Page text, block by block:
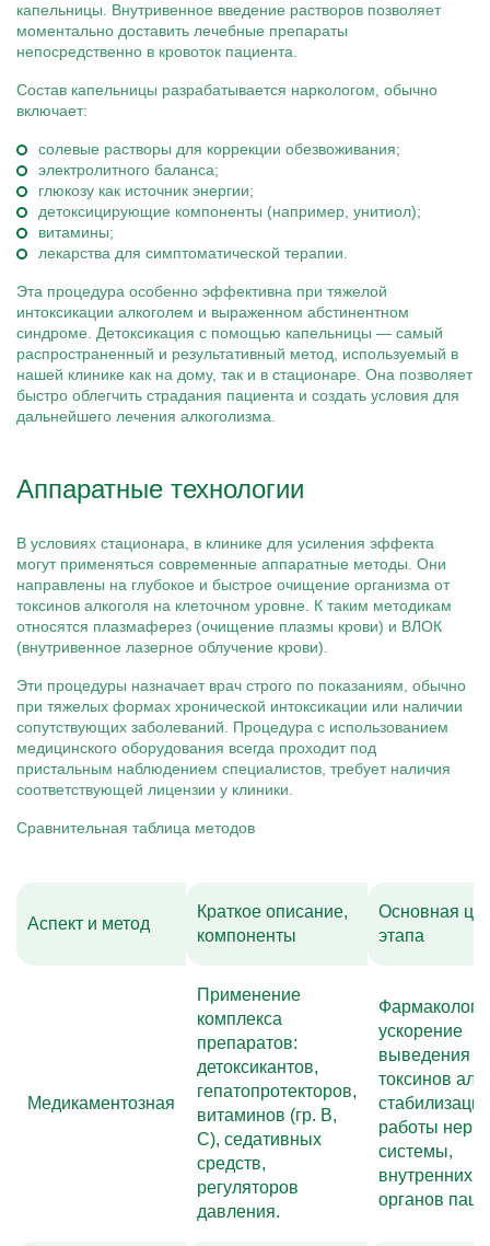
капельницы. Внутривенное введение растворов позволяет
моментально доставить лечебные препараты
непосредственно в кровоток пациента.
Состав капельницы разрабатывается наркологом, обычно
включает:
солевые растворы для коррекции обезвоживания;
электролитного баланса;
глюкозу как источник энергии;
детоксицирующие компоненты (например, унитиол);
витамины;
лекарства для симптоматической терапии.
Эта процедура особенно эффективна при тяжелой
интоксикации алкоголем и выраженном абстинентном
синдроме. Детоксикация с помощью капельницы — самый
распространенный и результативный метод, используемый в
нашей клинике как на дому, так и в стационаре. Она позволяет
быстро облегчить страдания пациента и создать условия для
дальнейшего лечения алкоголизма.
Аппаратные технологии
В условиях стационара, в клинике для усиления эффекта
могут применяться современные аппаратные методы. Они
направлены на глубокое и быстрое очищение организма от
токсинов алкоголя на клеточном уровне. К таким методикам
относятся плазмаферез (очищение плазмы крови) и ВЛОК
(внутривенное лазерное облучение крови).
Эти процедуры назначает врач строго по показаниям, обычно
при тяжелых формах хронической интоксикации или наличии
сопутствующих заболеваний. Процедура с использованием
медицинского оборудования всегда проходит под
пристальным наблюдением специалистов, требует наличия
соответствующей лицензии у клиники.
Сравнительная таблица методов
Аспект и метод
Краткое описание,
компоненты
Основная
этапа
Медикаментозная
Применение
комплекса
препаратов:
детоксикантов,
гепатопротекторов,
витаминов (гр. B,
C), седативных
средств,
регуляторов
давления.
ускорение
выведения
токсинов
стабилизация
работы
системы,
внутренних
органов